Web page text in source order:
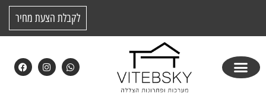
לקבלת הצעת מחיר